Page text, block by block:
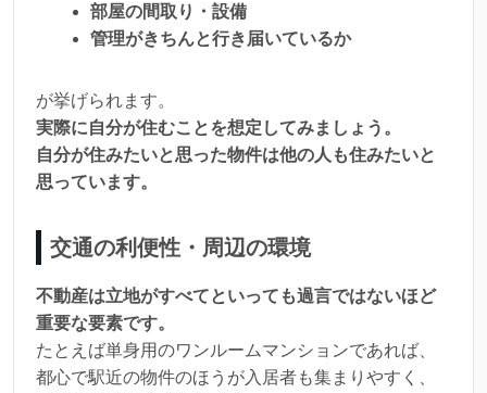
部屋の間取り・設備
管理がきちんと行き届いているか
が挙げられます。
実際に自分が住むことを想定してみましょう。
自分が住みたいと思った物件は他の人も住みたいと
思っています。
交通の利便性・周辺の環境
不動産は立地がすべてといっても過言ではないほど
重要な要素です。
たとえば単身用のワンルームマンションであれば、
都心で駅近の物件のほうが入居者も集まりやすく、